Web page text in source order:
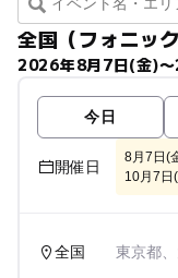
全国（フォニッ
2026年8月7日(金)
今日
開催日
8月7日(
10月7日
全国 東京都